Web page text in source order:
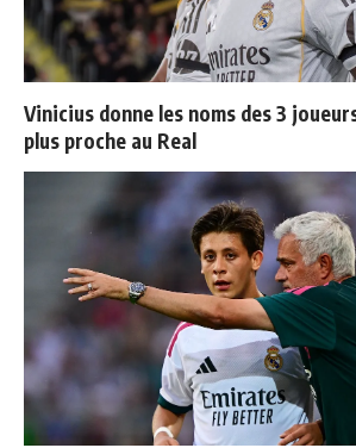
Vinicius donne les noms des 3
plus proche au Real